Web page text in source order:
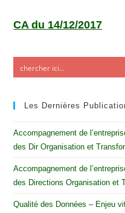
CA du 14/12/2017
Les Dernières
Accompagnement de
des Dir Organisation et
Accompagnement de
des Directions Organisation et
Qualité des Données – Enjeu